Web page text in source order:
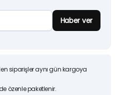
Haber ver
siparişler aynı gün kargoya
özenle paketlenir.